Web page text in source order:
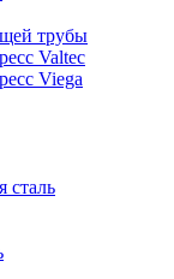
трубы
Valtec
Viega
сталь